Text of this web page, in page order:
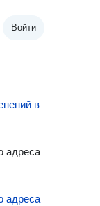
Войти
в
адреса
адреса